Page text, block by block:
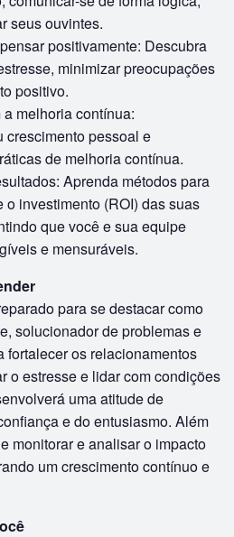
seus ouvintes.
positivamente: Descubra
minimizar preocupações
positivo.
melhoria contínua:
crescimento pessoal e
de melhoria contínua.
Aprenda métodos para
o investimento (ROI) das suas
que você e sua equipe
e mensuráveis.
para se destacar como
solucionador de problemas e
fortalecer os relacionamentos
o estresse e lidar com condições
uma atitude de
e do entusiasmo. Além
monitorar e analisar o impacto
um crescimento contínuo e